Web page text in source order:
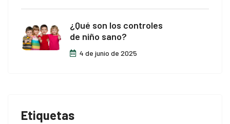
¿Qué son los controles
de niño sano?
4 de junio de 2025
Etiquetas